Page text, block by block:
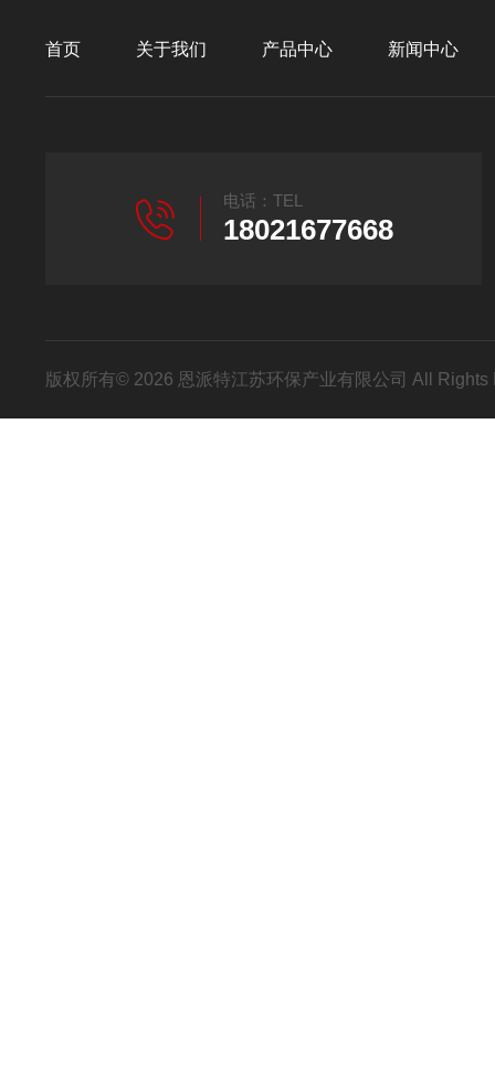
首页 关于我们 产品中心 新闻中心
电话：TEL
18021677668
版权所有© 2026 恩派特江苏环保产业有限公司 All